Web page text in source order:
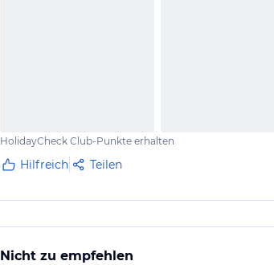
HolidayCheck Club-Punkte erhalten
Hilfreich Teilen
Nicht zu empfehlen